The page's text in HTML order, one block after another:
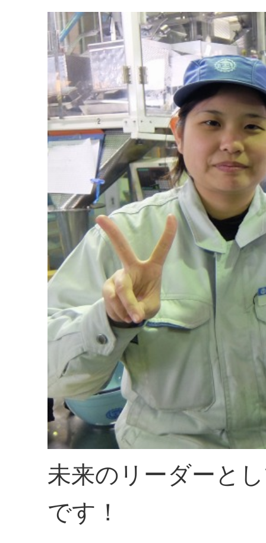
未来のリーダーと
です！